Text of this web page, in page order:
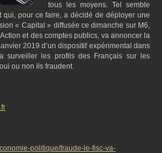
tous les moyens. Tel semble
qui, pour ce faire, a décidé de déployer une
« Capital » diffusée ce dimanche sur M6,
et des comptes publics, va annoncer la
2019 d’un dispositif expérimental dans
surveiller les profils des Français sur les
ou non ils fraudent.
politique/fraude-le-fisc-va-